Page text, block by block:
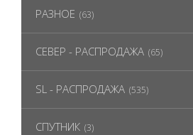
РАЗНОЕ (63)
СЕВЕР - РАСПРОДАЖА (65)
SL - РАСПРОДАЖА (535)
СПУТНИК (3)